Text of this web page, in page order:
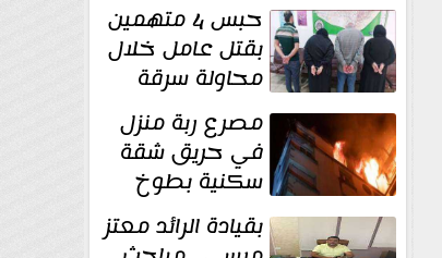
حبس 4 متهمين
بقتل عامل خلال
محاولة سرقة
دراجة نارية في
المنوفية مصرع ربة منزل
في حريق شقة
سكنية بطوخ
بقيادة الرائد معتز